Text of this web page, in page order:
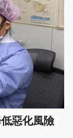
惡化風險